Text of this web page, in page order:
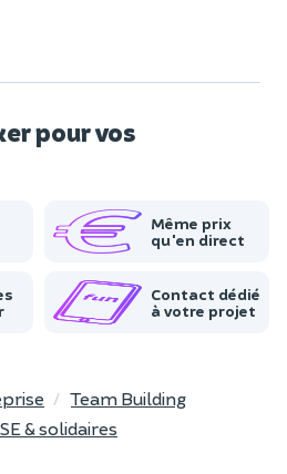
pour vos
Même prix
qu'en direct
Contact dédié
à votre projet
Team Building
& solidaires